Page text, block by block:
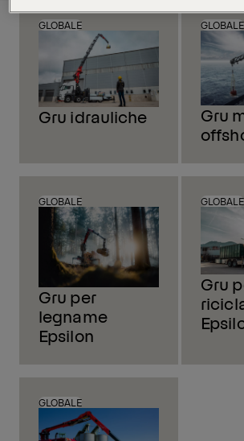
GLOBALE
Gru idrauliche
GLOBALE
Gru
GLOBALE
Gru per
legname
Epsilon
GLOBALE
Gru
GLOBALE